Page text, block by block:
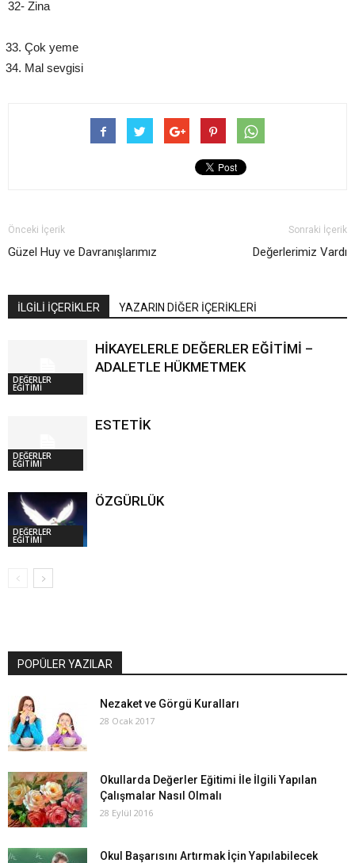
32- Zina
Çok yeme
Mal sevgisi
Önceki İçerik
Güzel Huy ve Davranışlarımız
Sonraki İçerik
Değerlerimiz Vardı
İLGİLİ İÇERİKLER YAZARIN DİĞER İÇERİKLERİ
DEĞERLER
EĞİTİMİ
HİKAYELERLE DEĞERLER EĞİTİMİ –
ADALETLE HÜKMETMEK
DEĞERLER
EĞİTİMİ
ESTETİK
DEĞERLER
EĞİTİMİ
ÖZGÜRLÜK
POPÜLER YAZILAR
Nezaket ve Görgü Kuralları
28 Ocak 2017
Okullarda Değerler Eğitimi İle İlgili Yapılan
Çalışmalar Nasıl Olmalı
28 Eylül 2016
Okul Başarısını Artırmak İçin Yapılabilecek